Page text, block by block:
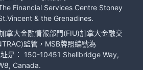
Financial Services Centre Stoney
& the Grenadines.
拿大金融情報部門(FIU)加拿大金融交
監管，MSB牌照編號為
是： 150-10451 Shellbridge Way,
Canada.